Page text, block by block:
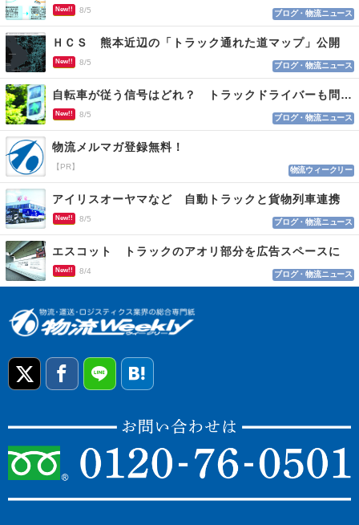
New!! 8/5 ブログ・物流ニュース
ＨＣＳ 熊本近辺の「トラック通れた道マップ」公開
New!! 8/5 ブログ・物流ニュース
自転車が従う信号はどれ？ トラックドライバーも問われる認識
New!! 8/5 ブログ・物流ニュース
物流メルマガ登録無料！
【PR】 物流ウィークリー
アイリスオーヤマなど 自動トラックと貨物列車連携
New!! 8/5 ブログ・物流ニュース
エスコット トラックのアオリ部分を広告スペースに
New!! 8/4 ブログ・物流ニュース